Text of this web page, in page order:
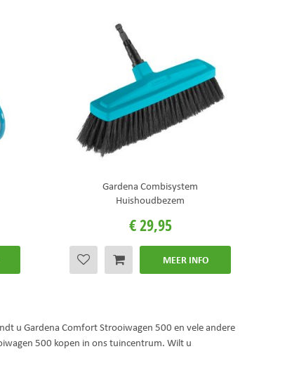
Gardena Combisystem
Huishoudbezem
€29,95
MEER INFO
u Gardena Comfort Strooiwagen 500 en vele andere
500 kopen in ons tuincentrum. Wilt u